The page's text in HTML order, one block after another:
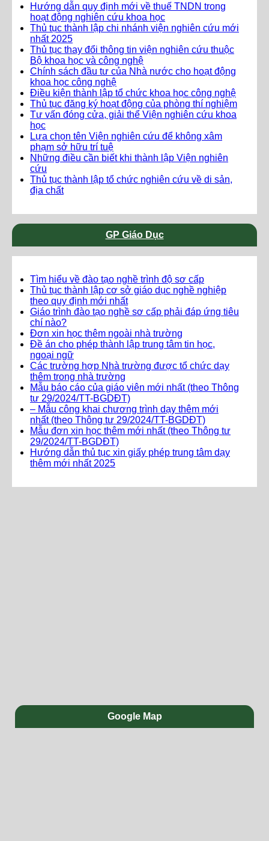
Hướng dẫn quy định mới về thuế TNDN trong
hoạt động nghiên cứu khoa học
Thủ tục thành lập chi nhánh viện nghiên cứu mới
nhất 2025
Thủ tục thay đổi thông tin viện nghiên cứu thuộc
Bộ khoa học và công nghệ
Chính sách đầu tư của Nhà nước cho hoạt động
khoa học công nghệ
Điều kiện thành lập tổ chức khoa học công nghệ
Thủ tục đăng ký hoạt động của phòng thí nghiệm
Tư vấn đóng cửa, giải thể Viện nghiên cứu khoa
học
Lựa chọn tên Viện nghiên cứu để không xâm
phạm sở hữu trí tuệ
Những điều cần biết khi thành lập Viện nghiên
cứu
Thủ tục thành lập tổ chức nghiên cứu về di sản,
địa chất
GP Giáo Dục
Tìm hiểu về đào tạo nghề trình độ sơ cấp
Thủ tục thành lập cơ sở giáo dục nghề nghiệp
theo quy định mới nhất
Giáo trình đào tạo nghề sơ cấp phải đáp ứng tiêu
chí nào?
Đơn xin học thêm ngoài nhà trường
Đề án cho phép thành lập trung tâm tin học,
ngoại ngữ
Các trường hợp Nhà trường được tổ chức dạy
thêm trong nhà trường
Mẫu báo cáo của giáo viên mới nhất (theo Thông
tư 29/2024/TT-BGDĐT)
– Mẫu công khai chương trình dạy thêm mới
nhất (theo Thông tư 29/2024/TT-BGDĐT)
Mẫu đơn xin học thêm mới nhất (theo Thông tư
29/2024/TT-BGDĐT)
Hướng dẫn thủ tục xin giấy phép trung tâm dạy
thêm mới nhất 2025
Google Map